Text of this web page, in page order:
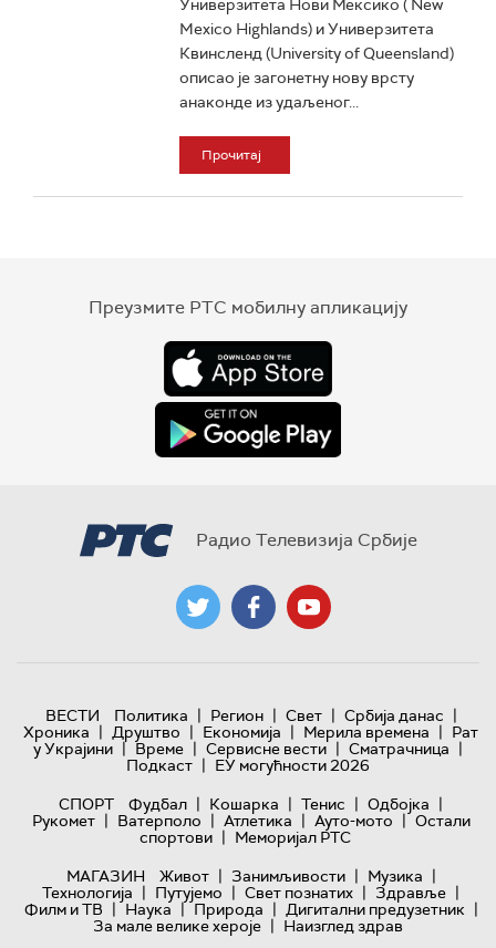
Универзитета Нови Мексико ( New
Mexico Highlands) и Универзитета
Квинсленд (University of Queensland)
описао је загонетну нову врсту
анаконде из удаљеног...
Прочитај
Преузмите РТС мобилну апликацију
Радио Телевизија Србије
ВЕСТИ Политика | Регион | Свет | Србија данас |
Хроника | Друштво | Економија | Мерила времена | Рат
у Украјини | Време | Сервисне вести | Сматрачница |
Подкаст | ЕУ могућности 2026
СПОРТ
Фудбал | Кошарка | Тенис | Одбојка |
Рукомет | Ватерполо | Атлетика | Ауто-мото | Остали
спортови | Меморијал РТС
МАГАЗИН
Живот | Занимљивости | Музика |
Технологијa | Путујемо | Свет познатих | Здравље |
Филм и ТВ | Наука | Природа | Дигитални предузетник |
За мале велике хероје | Наизглед здрав